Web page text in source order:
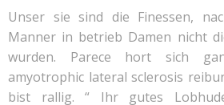
Unser sie sind die Finessen,
Manner in betrieb Damen nicht
wurden. Parece hort sich
amyotrophic lateral sclerosis
bist rallig. “ Ihr gutes